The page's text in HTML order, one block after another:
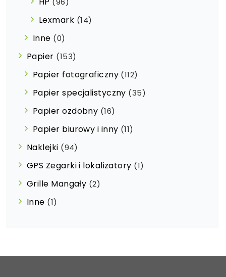
Lexmark (14)
Inne (0)
Papier (153)
Papier fotograficzny (112)
Papier specjalistyczny (35)
Papier ozdobny (16)
Papier biurowy i inny (11)
Naklejki (94)
GPS Zegarki i lokalizatory (1)
Grille Mangały (2)
Inne (1)